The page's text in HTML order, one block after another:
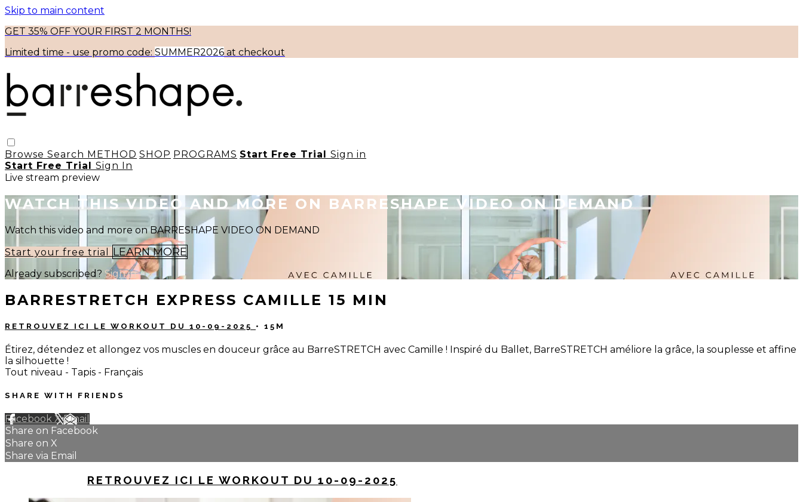
Skip to main content
GET 35% OFF YOUR FIRST 2 MONTHS!
Limited time - use promo code: SUMMER2026 at checkout
Browse Search METHOD SHOP PROGRAMS Start Free Trial Sign in
Start Free Trial Sign In
Live stream preview
WATCH THIS VIDEO AND MORE ON BARRESHAPE VIDEO ON DEMAND
Watch this video and more on BARRESHAPE VIDEO ON DEMAND
Start your free trial
LEARN MORE
Already subscribed? Sign in
BARRESTRETCH EXPRESS CAMILLE 15 MIN
RETROUVEZ ICI LE WORKOUT DU 10-09-2025 • 15M
Étirez, détendez et allongez vos muscles en douceur grâce au BarreSTRETCH avec Camille ! Inspiré du Ballet, BarreSTRETCH améliore la grâce, la souplesse et affine
la silhouette !
Tout niveau - Tapis - Français
SHARE WITH FRIENDS
Facebook XEmail
Share on Facebook
Share on X
Share via Email
RETROUVEZ ICI LE WORKOUT DU 10-09-2025